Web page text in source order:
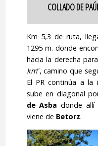
COLLADO DE
Km 5,3 de ruta,
1295 m. donde
hacia la derecha
km”, camino que
El PR continúa a la
sube en diagonal
de Asba donde allí
viene de Betorz.